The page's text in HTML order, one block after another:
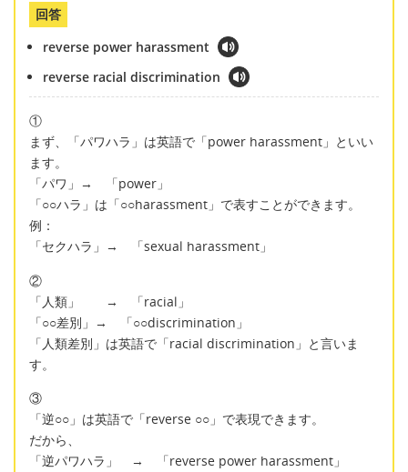
回答
reverse power harassment
reverse racial discrimination
①
まず、「パワハラ」は英語で「power harassment」といい
ます。
「パワ」→ 「power」
「○○ハラ」は「○○harassment」で表すことができます。
例：
「セクハラ」→ 「sexual harassment」
②
「人類」 → 「racial」
「○○差別」→ 「○○discrimination」
「人類差別」は英語で「racial discrimination」と言いま
す。
③
「逆○○」は英語で「reverse ○○」で表現できます。
だから、
「逆パワハラ」 → 「reverse power harassment」